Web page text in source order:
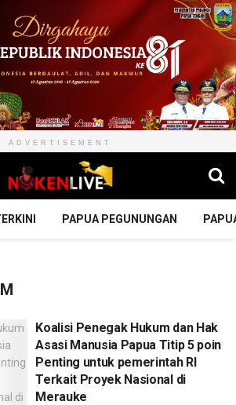
ADVERTISEMENT
PAPUA PEGUNUNGAN
Koalisi Penegak Hukum dan Hak
Asasi Manusia Papua Titip 5 poin
Penting untuk pemerintah RI
Terkait Proyek Nasional di
Merauke